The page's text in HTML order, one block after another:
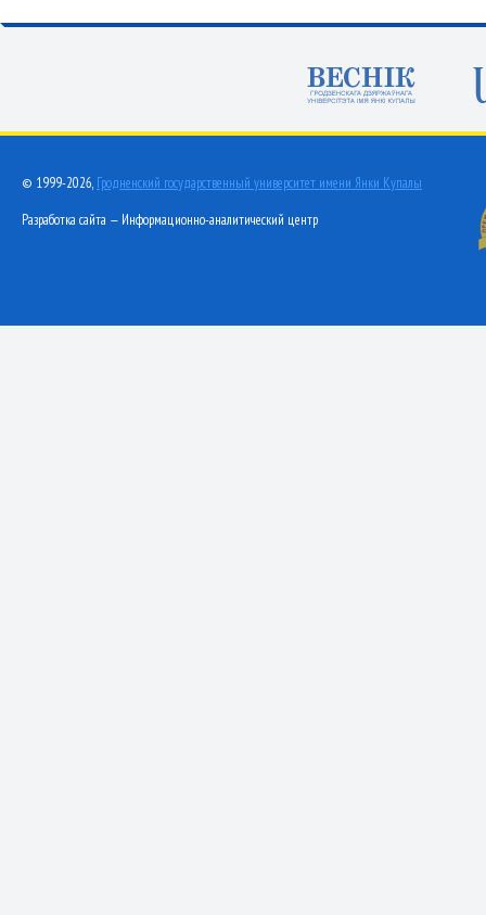
© 1999-2026, Гродненский государственный университет имени Янки Купалы
Разработка сайта — Информационно-аналитический центр